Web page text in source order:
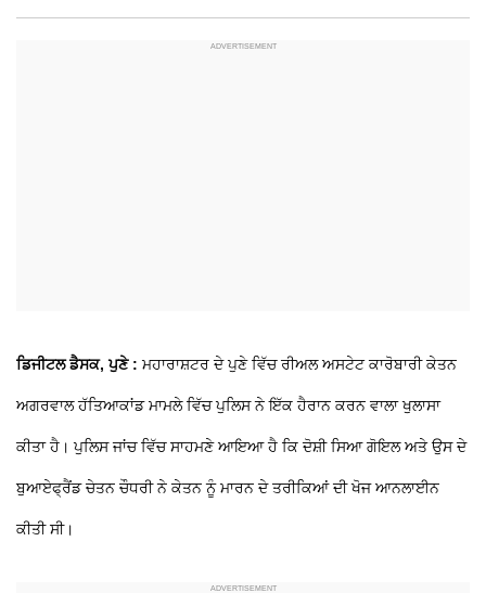
ਡਿਜੀਟਲ ਡੈਸਕ, ਪੁਣੇ : ਮਹਾਰਾਸ਼ਟਰ ਦੇ ਪੁਣੇ ਵਿੱਚ ਰੀਅਲ ਅਸਟੇਟ ਕਾਰੋਬਾਰੀ ਕੇਤਨ
ਅਗਰਵਾਲ ਹੱਤਿਆਕਾਂਡ ਮਾਮਲੇ ਵਿੱਚ ਪੁਲਿਸ ਨੇ ਇੱਕ ਹੈਰਾਨ ਕਰਨ ਵਾਲਾ ਖੁਲਾਸਾ
ਕੀਤਾ ਹੈ। ਪੁਲਿਸ ਜਾਂਚ ਵਿੱਚ ਸਾਹਮਣੇ ਆਇਆ ਹੈ ਕਿ ਦੋਸ਼ੀ ਸਿਆ ਗੋਇਲ ਅਤੇ ਉਸ ਦੇ
ਬੁਆਏਫ੍ਰੈਂਡ ਚੇਤਨ ਚੌਧਰੀ ਨੇ ਕੇਤਨ ਨੂੰ ਮਾਰਨ ਦੇ ਤਰੀਕਿਆਂ ਦੀ ਖੋਜ ਆਨਲਾਈਨ
ਕੀਤੀ ਸੀ।